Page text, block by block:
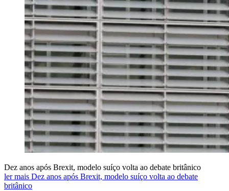
Dez anos após Brexit, modelo suíço volta ao debate britânico
ler mais Dez anos após Brexit, modelo suíço volta ao debate
britânico